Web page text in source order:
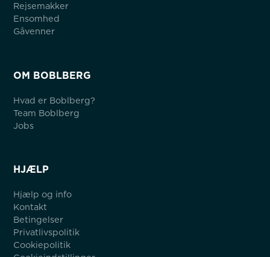
Rejsemakker
Ensomhed
Gåvenner
OM BOBLBERG
Hvad er Boblberg?
Team Boblberg
Jobs
HJÆLP
Hjælp og info
Kontakt
Betingelser
Privatlivspolitik
Cookiepolitik